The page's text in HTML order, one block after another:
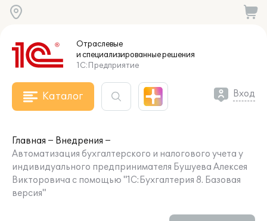
Отраслевые
и специализированныерешения
1С:Предприятие
Каталог Вход
Главная
Внедрения
Автоматизация бухгалтерского и налогового учета у
индивидуального предпринимателя Бушуева Алексея
Викторовича с помощью "1C:Бухгалтерия 8. Базовая
версия"